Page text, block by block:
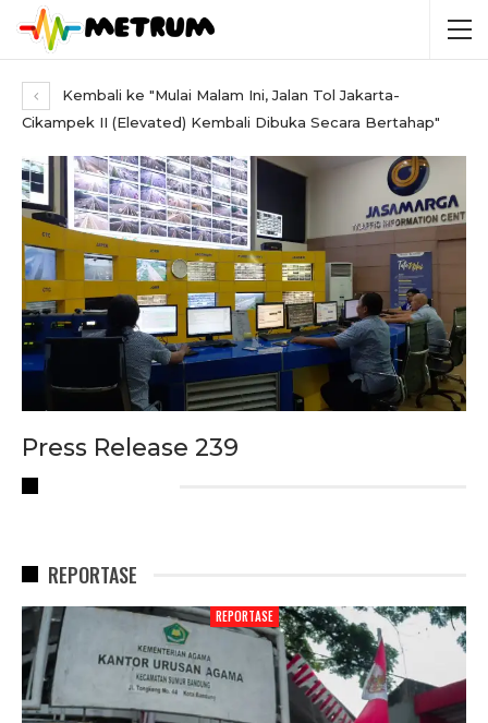
Kembali ke "Mulai Malam Ini, Jalan Tol Jakarta-
Cikampek II (Elevated) Kembali Dibuka Secara Bertahap"
Press Release 239
REPORTASE
REPORTASE